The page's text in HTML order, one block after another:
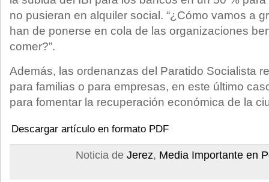
no pusieran en alquiler social. “¿Cómo vamos a
han de ponerse en cola de las organizaciones
comer?”.
Además, las ordenanzas del Paratido Socialista
para familias o para empresas, en este último
para fomentar la recuperación económica de la
Descargar artículo en formato PDF
Noticia de Jerez, Media Importante en